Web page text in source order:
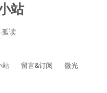
站
读
站 留言&订阅 微光